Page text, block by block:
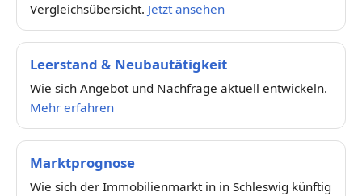
Vergleichsübersicht. Jetzt ansehen
Leerstand & Neubautätigkeit
Wie sich Angebot und Nachfrage aktuell entwickeln.
Mehr erfahren
Marktprognose
Wie sich der Immobilienmarkt in in Schleswig künftig